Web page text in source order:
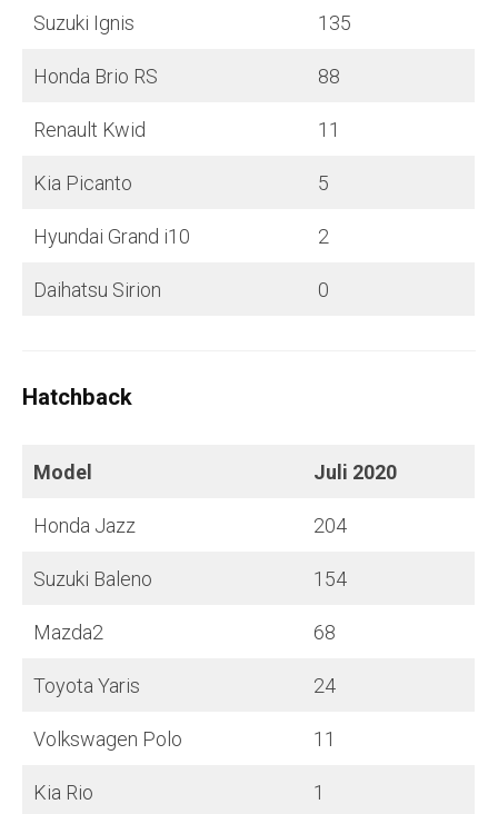
Suzuki Ignis 135
Honda Brio RS 88
Renault Kwid 11
Kia Picanto 5
Hyundai Grand i10 2
Daihatsu Sirion 0
Hatchback
Model Juli 2020
Honda Jazz 204
Suzuki Baleno 154
Mazda2 68
Toyota Yaris 24
Volkswagen Polo 11
Kia Rio 1